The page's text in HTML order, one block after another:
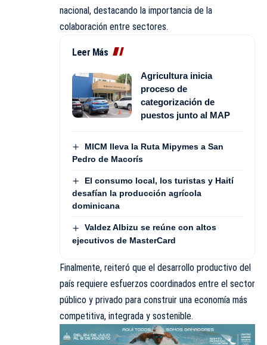
nacional, destacando la importancia de la
colaboración entre sectores.
Leer Más
Agricultura inicia
proceso de
categorización de
puestos junto al MAP
MICM lleva la Ruta Mipymes a San
Pedro de Macorís
El consumo local, los turistas y Haití
desafían la producción agrícola
dominicana
Valdez Albizu se reúne con altos
ejecutivos de MasterCard
Finalmente, reiteró que el desarrollo productivo del
país requiere esfuerzos coordinados entre el sector
público y privado para construir una economía más
competitiva, integrada y sostenible.